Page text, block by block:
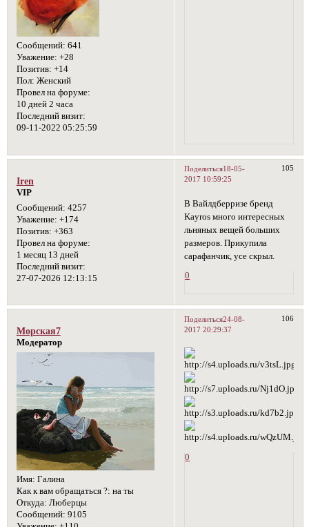
Сообщений: 641
Уважение: +28
Позитив: +14
Пол: Женский
Провел на форуме:
10 дней 2 часа
Последний визит:
09-11-2022 05:25:59
Поделиться 105
18-05-
2017 10:59:25
Iren
VIP
Сообщений: 4257
Уважение: +174
Позитив: +363
Провел на форуме:
1 месяц 13 дней
Последний визит:
27-07-2026 12:13:15
В Вайлдберризе бренд
Kayros много интересных
льняных вещей больших
размеров. Прикупила
сарафанчик, усе скрыл.
0
Поделиться 106
24-08-
2017 20:29:37
Морская7
Модератор
Имя: Галина
Как к вам обращаться ?: на ты
Откуда: Люберцы
Сообщений: 9105
0